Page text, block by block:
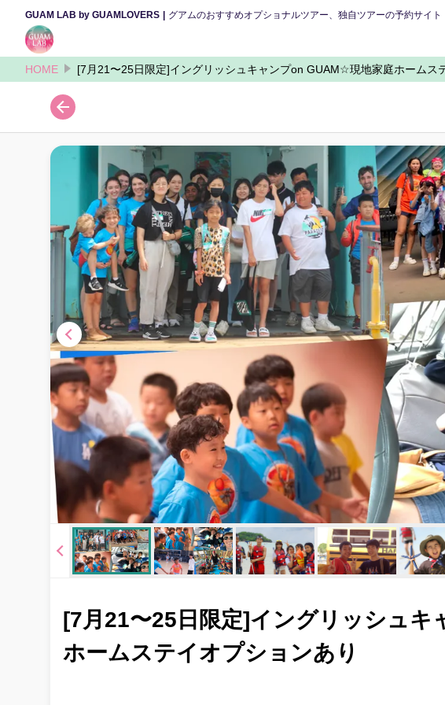
GUAM LAB by GUAMLOVERS グアムのおすすめオプショナルツアー、独自ツアーの予約サイト
HOME [7月21〜25日限定]イングリッシュキャンプon GUAM☆現地家庭ホームス
[7月21〜25日限定]イングリッシュ
ホームステイオプションあり